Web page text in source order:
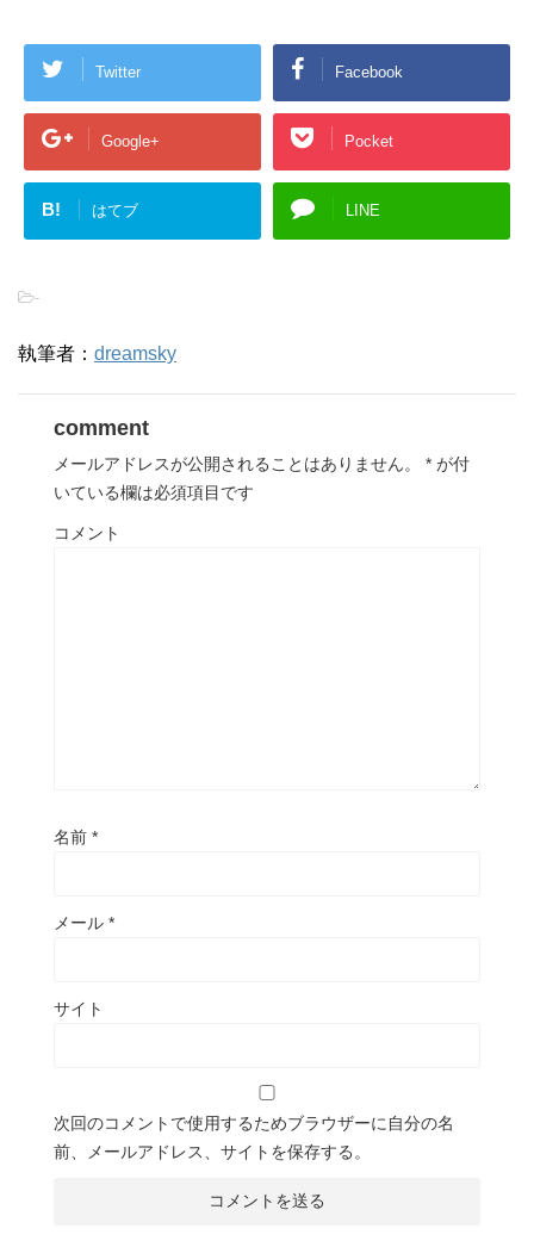
Twitter Facebook
Google+ Pocket
B! はてブ LINE
-
執筆者： dreamsky
comment
メールアドレスが公開されることはありません。 * が付
いている欄は必須項目です
コメント
名前 *
メール *
サイト
次回のコメントで使用するためブラウザーに自分の名
前、メールアドレス、サイトを保存する。